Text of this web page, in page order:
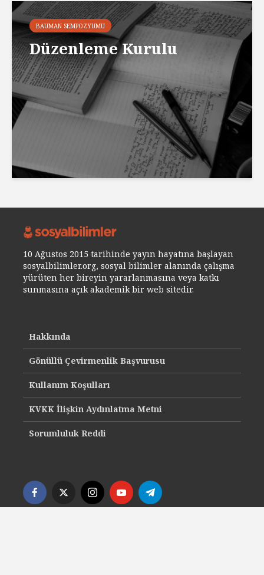
BAUMAN SEMPOZYUMU
Düzenleme Kurulu
10 Ağustos 2015 tarihinde yayın hayatına başlayan
sosyalbilimler.org, sosyal bilimler alanında çalışma
yürüten her bireyin yararlanmasına veya katkı
sunmasına açık akademik bir web sitedir.
Hakkında
Gönüllü Çevirmenlik Başvurusu
Kullanım Koşulları
KVKK İlişkin Aydınlatma Metni
Sorumluluk Reddi